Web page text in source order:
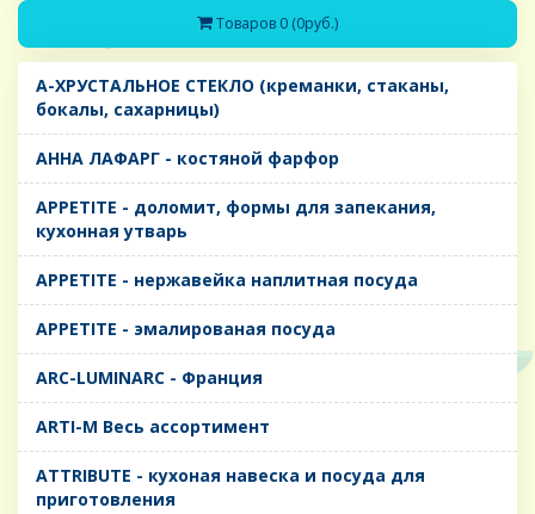
Товаров 0 (0руб.)
A-ХРУСТАЛЬНОЕ СТЕКЛО (креманки, стаканы,
бокалы, сахарницы)
AHHA ЛАФАРГ - костяной фарфор
APPETITE - доломит, формы для запекания,
кухонная утварь
APPETITE - нержавейка наплитная посуда
APPETITE - эмалированая посуда
ARC-LUMINARC - Франция
ARTI-M Весь ассортимент
ATTRIBUTE - кухоная навеска и посуда для
приготовления